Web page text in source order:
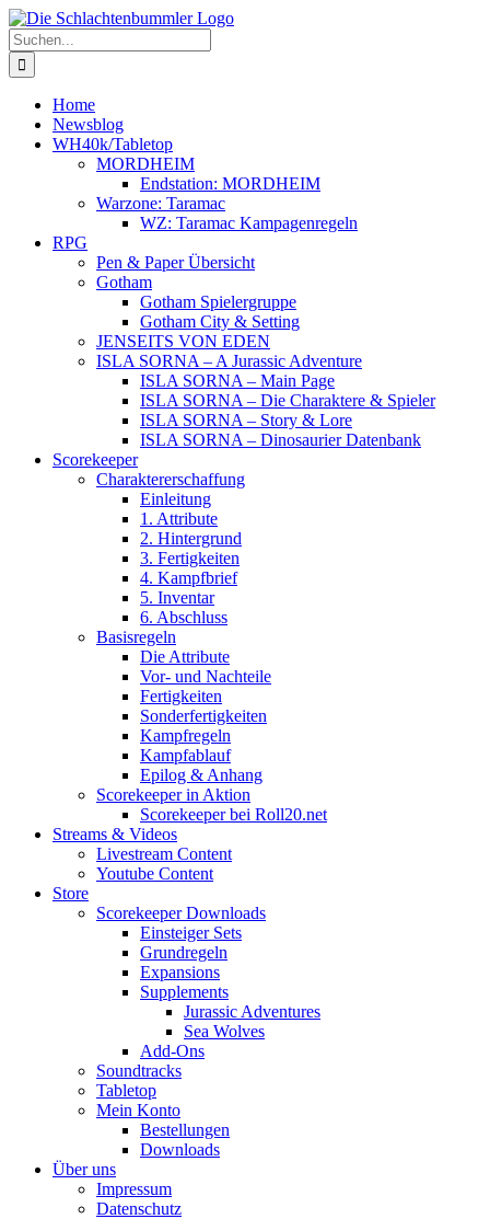
Zum
Inhalt
springen
Suche
nach:
Home
Newsblog
WH40k/Tabletop
MORDHEIM
Endstation: MORDHEIM
Warzone: Taramac
WZ: Taramac Kampagenregeln
RPG
Pen & Paper Übersicht
Gotham
Gotham Spielergruppe
Gotham City & Setting
JENSEITS VON EDEN
ISLA SORNA – A Jurassic Adventure
ISLA SORNA – Main Page
ISLA SORNA – Die Charaktere & Spieler
ISLA SORNA – Story & Lore
ISLA SORNA – Dinosaurier Datenbank
Scorekeeper
Charaktererschaffung
Einleitung
1. Attribute
2. Hintergrund
3. Fertigkeiten
4. Kampfbrief
5. Inventar
6. Abschluss
Basisregeln
Die Attribute
Vor- und Nachteile
Fertigkeiten
Sonderfertigkeiten
Kampfregeln
Kampfablauf
Epilog & Anhang
Scorekeeper in Aktion
Scorekeeper bei Roll20.net
Streams & Videos
Livestream Content
Youtube Content
Store
Scorekeeper Downloads
Einsteiger Sets
Grundregeln
Expansions
Supplements
Jurassic Adventures
Sea Wolves
Add-Ons
Soundtracks
Tabletop
Mein Konto
Bestellungen
Downloads
Über uns
Impressum
Datenschutz